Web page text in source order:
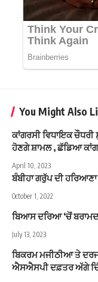
You Might Also
ਕਾਂਗਰਸੀ ਵਿਧਾਇਕ
ਹੋਣਗੇ ਸ਼ਾਮਲ , ਛੱਡਿਆ
April 10, 2023
ਬੰਬੀਹਾ ਗਰੁੱਪ ਦੀ
October 1, 2022
ਬਿਆਸ ਦਰਿਆ ‘ਚੋਂ
July 13, 2023
ਬਿਕਰਮ ਮਜੀਠੀਆ ਤੇ
ਐਸਐਸਪੀ ਦਫ਼ਤਰ ਅੱਗੇ